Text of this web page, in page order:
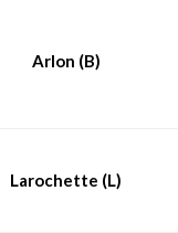
Arlon (B)
Larochette (L)